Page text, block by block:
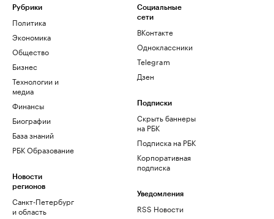
Рубрики
Политика
Экономика
Общество
Бизнес
Технологии и
медиа
Финансы
Биографии
База знаний
РБК Образование
Новости
регионов
Санкт-Петербург
и область
Социальные
сети
ВКонтакте
Одноклассники
Telegram
Дзен
Подписки
Скрыть баннеры
на РБК
Подписка на РБК
Корпоративная
подписка
Уведомления
RSS Новости